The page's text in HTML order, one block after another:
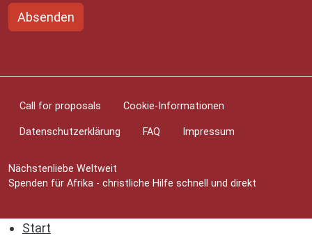
Absenden
Nächstenliebe Weltweit
Spenden für Afrika - christliche Hilfe schnell und direkt
Fußzeilenmenü
Call for proposals Cookie-Informationen
Datenschutzerklärung FAQ Impressum
Start